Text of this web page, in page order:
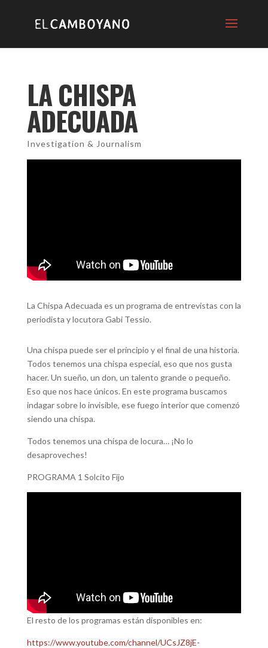
LA CHISPA
ADECUADA
Investigation & Journalism
La Chispa Adecuada es un programa de entrevistas con la
periodista y locutora Gabi Tessio.
Una chispa puede ser el principio y el final de una historia.
Todos tenemos una chispa especial, eso que nos gusta
hacer. Un sueño, un don, un talento grande o pequeño.
Eso que nos hace únicos. En este programa buscamos
indagar sobre lo invisible, ese fuego interior que comenzó
siendo una chispa.
Todos tenemos una chispa de locura… ¡No lo
desaproveches!
PROGRAMA 1 Solcito Fijo
El resto de los programas están disponibles en:
https://www.youtube.com/channel/UCsJZ8jE-